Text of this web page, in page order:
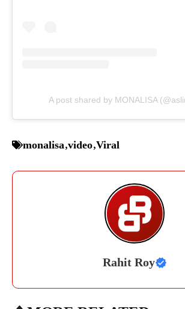
A post shared by MONALISA
monalisa,video,Viral
Rahit Roy